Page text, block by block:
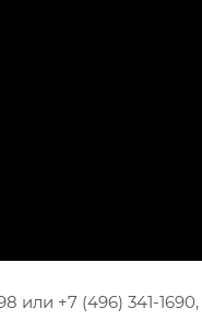
+7 (496) 341-